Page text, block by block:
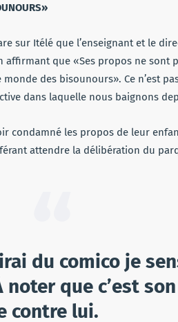
sur Itélé que l’enseignant et le
affirmant que «Ses propos ne sont
des bisounours». Ce n’est
dans laquelle nous baignons
condamné les propos de leur
attendre la délibération du
du comico je
noter que c’est
contre lui.